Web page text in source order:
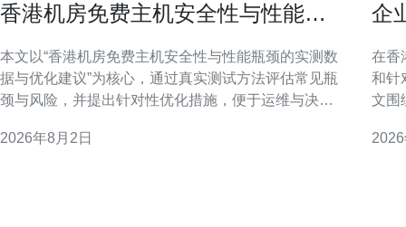
香港机房免费主机安全性与性能瓶
本文以“香港机房免费主机安全性与性能瓶颈的实测数
据与优化建议”为核心，通过真实测试方法评估常见瓶
颈与风险，并提出针对性优化措施，便于运维与决策
述 测试覆盖网络延迟、丢包、带宽、CPU、磁盘I/O与
2026年8月2日
企
在香
和针
文围
性，